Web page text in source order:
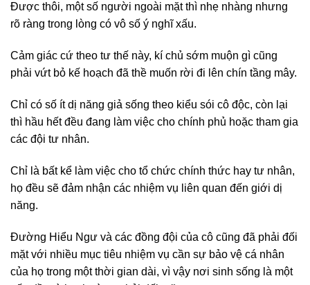
Được thôi, một số người ngoài mặt thì nhẹ nhàng nhưng
rõ ràng trong lòng có vô số ý nghĩ xấu.
Cảm giác cứ theo tư thế này, kí chủ sớm muộn gì cũng
phải vứt bỏ kế hoạch đã thề muốn rời đi lên chín tầng mây.
Chỉ có số ít dị năng giả sống theo kiểu sói cô độc, còn lại
thì hầu hết đều đang làm việc cho chính phủ hoặc tham gia
các đội tư nhân.
Chỉ là bất kể làm việc cho tổ chức chính thức hay tư nhân,
họ đều sẽ đảm nhận các nhiệm vụ liên quan đến giới dị
năng.
Đường Hiểu Ngư và các đồng đội của cô cũng đã phải đối
mặt với nhiều mục tiêu nhiệm vụ cần sự bảo vệ cá nhân
của họ trong một thời gian dài, vì vậy nơi sinh sống là một